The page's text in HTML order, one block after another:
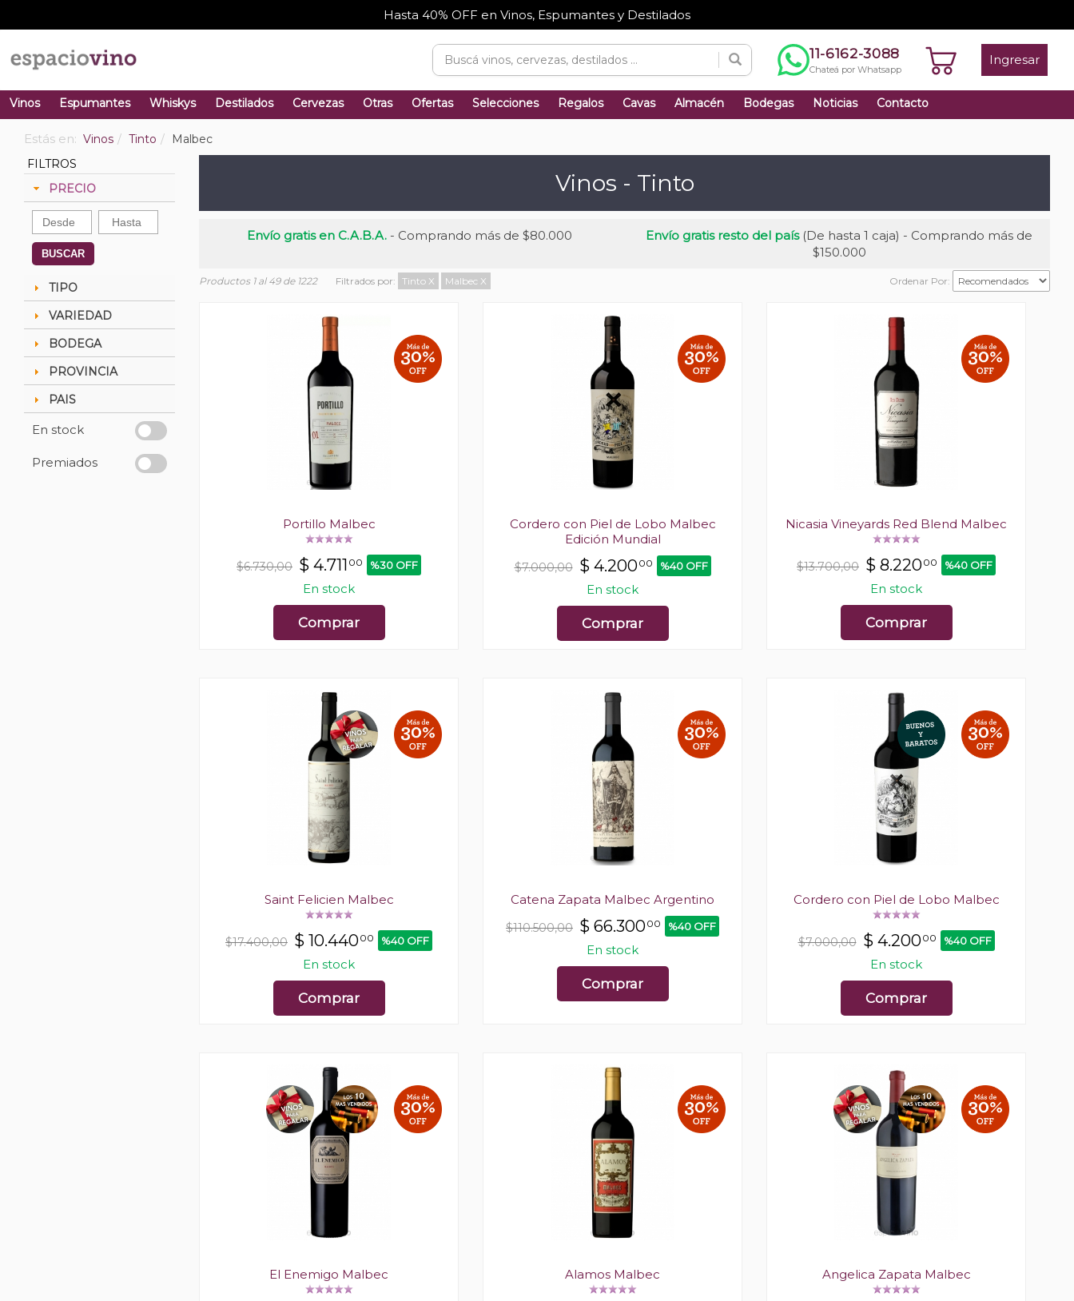
Hasta 40% OFF en Vinos, Espumantes y Destilados
11-6162-3088
Chateá por Whatsapp
Ingresar
Vinos Espumantes Whiskys Destilados Cervezas Otras Ofertas Selecciones Regalos Cavas Almacén Bodegas Noticias Contacto
Estás en: Vinos Tinto
Malbec
FILTROS
PRECIO
BUSCAR
TIPO
VARIEDAD
BODEGA
PROVINCIA
PAIS
En stock
Premiados
Vinos - Tinto
Envío gratis en C.A.B.A. - Comprando más de $80.000 Envío gratis resto del país(De hasta 1 caja) - Comprando más de
$150.000
Productos 1 al 49 de 1222 Filtrados por: Tinto X Malbec X Ordenar Por:
Portillo Malbec
$6.730,00 $ 4.711 00 %30 OFF
En stock
Comprar
Cordero con Piel de Lobo Malbec
Edición Mundial
$7.000,00 $ 4.20000 %40 OFF
En stock
Comprar
Nicasia Vineyards Red Blend Malbec
$13.700,00 $ 8.22000 %40 OFF
En stock
Comprar
Saint Felicien Malbec
$17.400,00 $ 10.44000 %40 OFF
En stock
Comprar
Catena Zapata Malbec Argentino
$110.500,00 $ 66.30000 %40 OFF
En stock
Comprar
Cordero con Piel de Lobo Malbec
$7.000,00 $ 4.20000 %40 OFF
En stock
Comprar
El Enemigo Malbec Alamos Malbec Angelica Zapata Malbec